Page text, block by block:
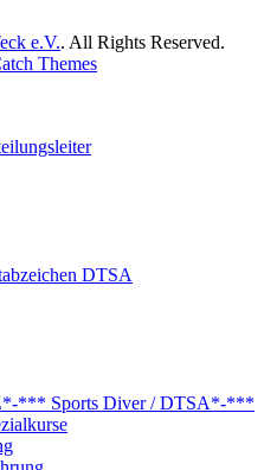
e.V.. All Rights Reserved.
Themes
DTSA
*** Sports Diver / DTSA*-***